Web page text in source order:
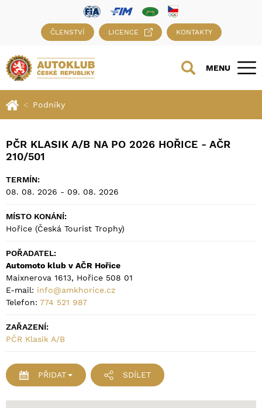
ČLENSTVÍ LICENCE KONTAKTY
MENU
Podniky
PČR KLASIK A/B NA PO 2026 HOŘICE - AČR
210/501
TERMÍN:
08. 08. 2026 - 09. 08. 2026
MÍSTO KONÁNÍ:
Hořice (Česká Tourist Trophy)
POŘADATEL:
Automoto klub v AČR Hořice
Maixnerova 1613, Hořice 508 01
E-mail: info@amkhorice.cz
Telefon: 774 521 987
ZAŘAZENÍ:
PČR Klasik A/B
PŘIDAT SDÍLET